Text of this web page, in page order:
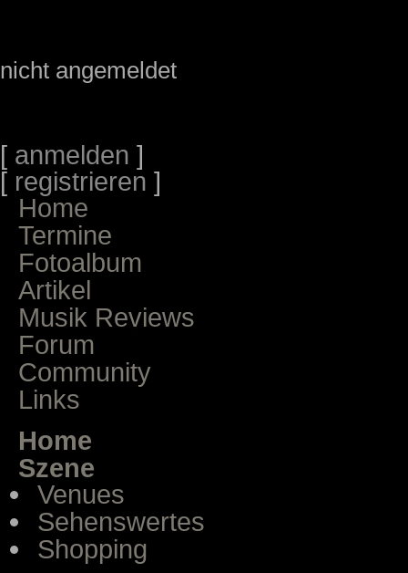
nicht angemeldet
[ anmelden ]
[ registrieren ]
Home
Termine
Fotoalbum
Artikel
Musik Reviews
Forum
Community
Links
Home
Szene
Venues
Sehenswertes
Shopping